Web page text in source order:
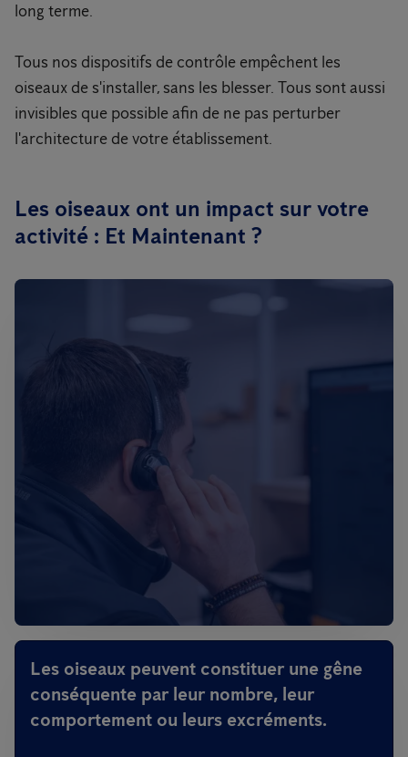
long terme.
Tous nos dispositifs de contrôle empêchent les
oiseaux de s'installer, sans les blesser. Tous sont aussi
invisibles que possible afin de ne pas perturber
l'architecture de votre établissement.
Les oiseaux ont un impact sur votre
activité : Et Maintenant ?
Les oiseaux peuvent constituer une gêne
conséquente par leur nombre, leur
comportement ou leurs excréments.